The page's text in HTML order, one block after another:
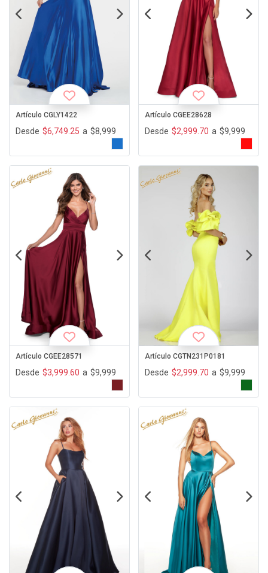
Artículo CGLY1422
Desde $6,749.25 a $8,999
Artículo CGEE28628
Desde $2,999.70 a $9,999
Artículo CGEE28571
Desde $3,999.60 a $9,999
Artículo CGTN231P0181
Desde $2,999.70 a $9,999